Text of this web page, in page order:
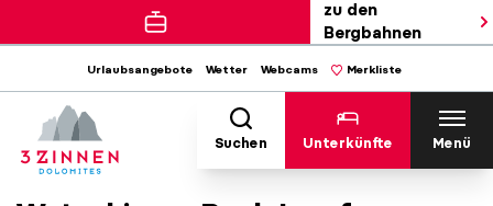
zu den
Bergbahnen
Urlaubsangebote Wetter Webcams Merkliste
Suchen Unterkünfte Menü